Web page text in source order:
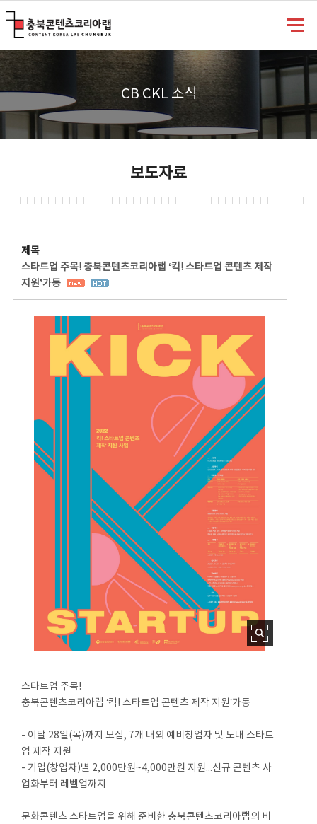
CB CKL 소식
보도자료
제목
스타트업 주목! 충북콘텐츠코리아랩 ‘킥! 스타트업 콘텐츠 제작
지원’가동
스타트업 주목!
충북콘텐츠코리아랩 ‘킥! 스타트업 콘텐츠 제작 지원’가동
- 이달 28일(목)까지 모집, 7개 내외 예비창업자 및 도내 스타트
업 제작 지원
- 기업(창업자)별 2,000만원~4,000만원 지원...신규 콘텐츠 사
업화부터 레벨업까지
문화콘텐츠 스타트업을 위해 준비한 충북콘텐츠코리아랩의 비